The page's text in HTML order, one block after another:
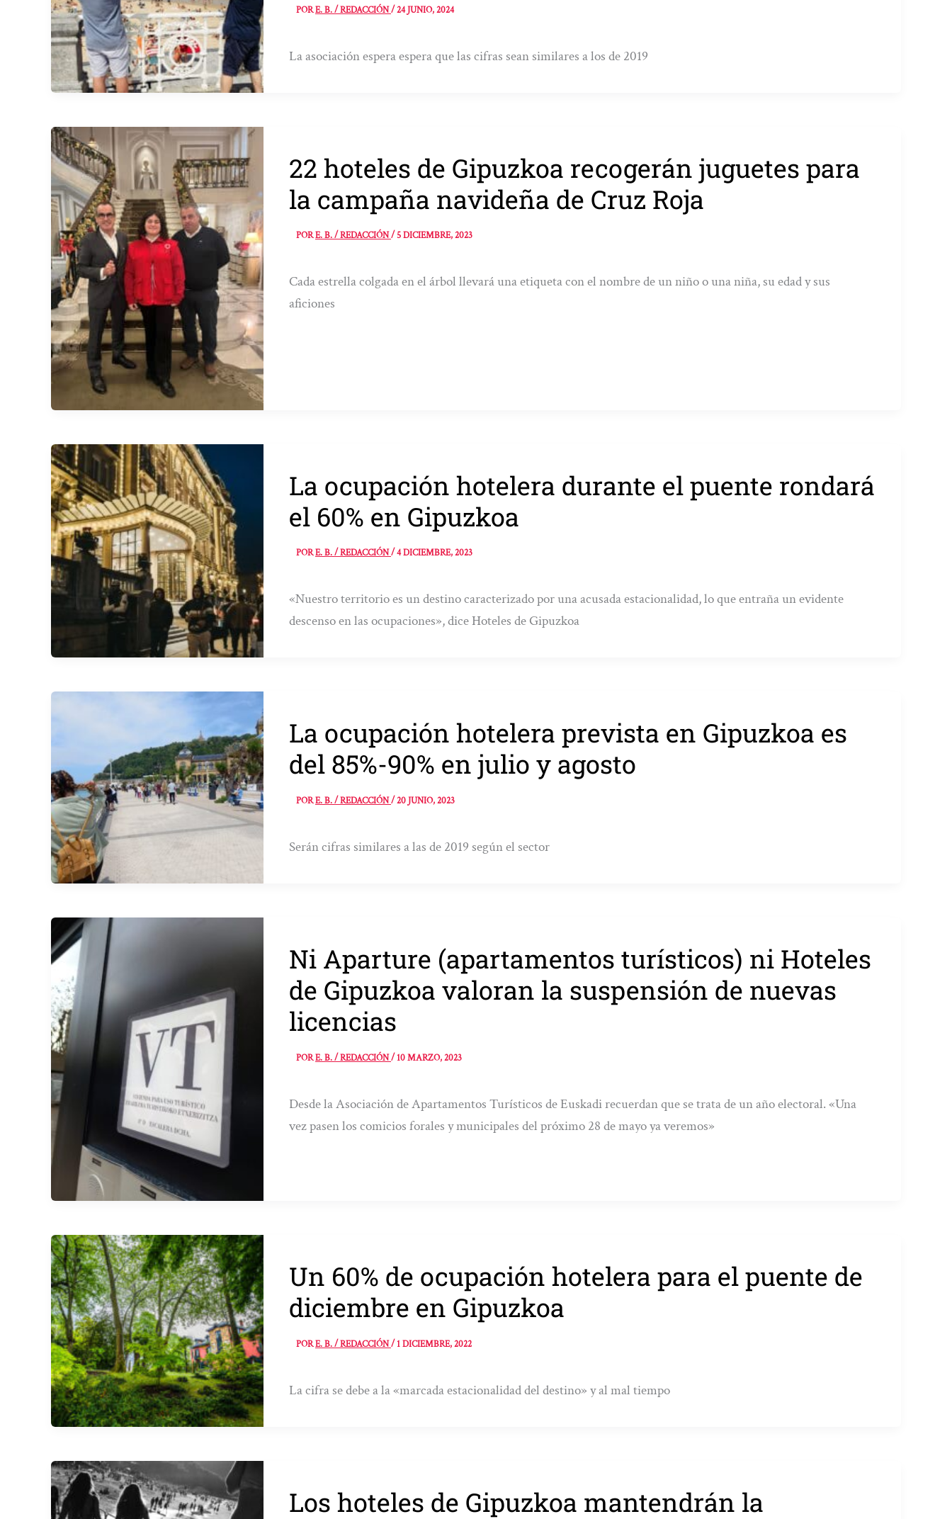
PORE. B. / REDACCIÓN/24 JUNIO, 2024
La asociación espera espera que las cifras sean similares a los de 2019
22 hoteles de Gipuzkoa recogerán juguetes para
la campaña navideña de Cruz Roja
PORE. B. / REDACCIÓN/5 DICIEMBRE, 2023
Cada estrella colgada en el árbol llevará una etiqueta con el nombre de un niño o una niña, su edad y sus
aficiones
La ocupación hotelera durante el puente rondará
el 60% en Gipuzkoa
PORE. B. / REDACCIÓN/4 DICIEMBRE, 2023
«Nuestro territorio es un destino caracterizado por una acusada estacionalidad, lo que entraña un evidente
descenso en las ocupaciones», dice Hoteles de Gipuzkoa
La ocupación hotelera prevista en Gipuzkoa es
del 85%-90% en julio y agosto
PORE. B. / REDACCIÓN/20 JUNIO, 2023
Serán cifras similares a las de 2019 según el sector
Ni Aparture (apartamentos turísticos) ni Hoteles
de Gipuzkoa valoran la suspensión de nuevas
licencias
PORE. B. / REDACCIÓN/10 MARZO, 2023
Desde la Asociación de Apartamentos Turísticos de Euskadi recuerdan que se trata de un año electoral. «Una
vez pasen los comicios forales y municipales del próximo 28 de mayo ya veremos»
Un 60% de ocupación hotelera para el puente de
diciembre en Gipuzkoa
PORE. B. / REDACCIÓN/1 DICIEMBRE, 2022
La cifra se debe a la «marcada estacionalidad del destino» y al mal tiempo
Los hoteles de Gipuzkoa mantendrán la